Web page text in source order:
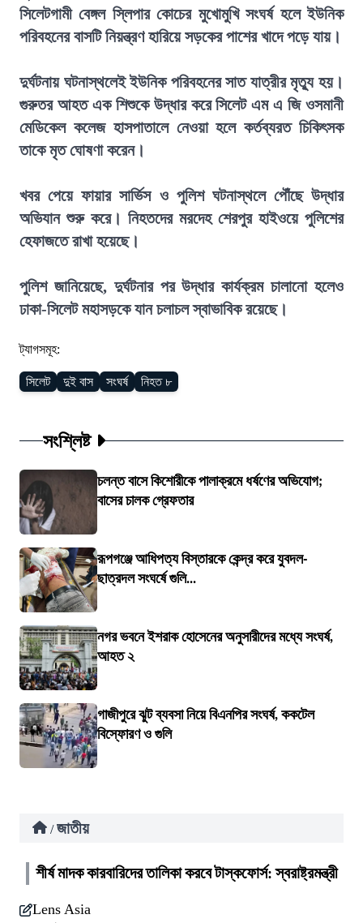
সিলেটগামী বেঙ্গল স্লিপার কোচের মুখোমুখি সংঘর্ষ হলে ইউনিক
পরিবহনের বাসটি নিয়ন্ত্রণ হারিয়ে সড়কের পাশের খাদে পড়ে যায়।
দুর্ঘটনায় ঘটনাস্থলেই ইউনিক পরিবহনের সাত যাত্রীর মৃত্যু হয়।
গুরুতর আহত এক শিশুকে উদ্ধার করে সিলেট এম এ জি ওসমানী
মেডিকেল কলেজ হাসপাতালে নেওয়া হলে কর্তব্যরত চিকিৎসক
তাকে মৃত ঘোষণা করেন।
খবর পেয়ে ফায়ার সার্ভিস ও পুলিশ ঘটনাস্থলে পৌঁছে উদ্ধার
অভিযান শুরু করে। নিহতদের মরদেহ শেরপুর হাইওয়ে পুলিশের
হেফাজতে রাখা হয়েছে।
পুলিশ জানিয়েছে, দুর্ঘটনার পর উদ্ধার কার্যক্রম চালানো হলেও
ঢাকা-সিলেট মহাসড়কে যান চলাচল স্বাভাবিক রয়েছে।
ট্যাগসমূহ:
সিলেট দুই বাস সংঘর্ষ নিহত ৮
সংশ্লিষ্ট
চলন্ত বাসে কিশোরীকে পালাক্রমে ধর্ষণের অভিযোগ;
বাসের চালক গ্রেফতার
রূপগঞ্জে আধিপত্য বিস্তারকে কেন্দ্র করে যুবদল-
ছাত্রদল সংঘর্ষে গুলি...
নগর ভবনে ইশরাক হোসেনের অনুসারীদের মধ্যে সংঘর্ষ,
আহত ২
গাজীপুরে ঝুট ব্যবসা নিয়ে বিএনপির সংঘর্ষ, ককটেল
বিস্ফোরণ ও গুলি
/ জাতীয়
শীর্ষ মাদক কারবারিদের তালিকা করবে টাস্কফোর্স: স্বরাষ্ট্রমন্ত্রী
Lens Asia